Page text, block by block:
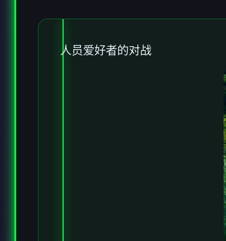
人员爱好者的对战